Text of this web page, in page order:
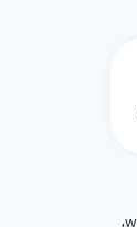
، 8001244455 العنوان الوطني: شركة الراجحي المصرفية للاستثمار، 8467 طريق الملك فهد – حي المروج، وحدة رقم (1)، الرياض 12263 – 2743، الموقع الإلكتروني: www.alrajhibank.com.sa،